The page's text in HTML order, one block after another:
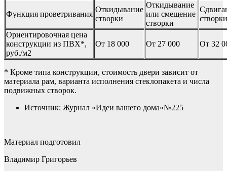
Функция проветривания
Откидывание
створки
Откидывание
или смещение
створки
Ориентировочная цена
конструкции из ПВХ*,
руб./м2
От 18 000 От 27 000 От 32
* Кроме типа конструкции, стоимость двери зависит от
материала рам, варианта исполнения стеклопакета и числа
подвижных створок.
Источник: Журнал «Идеи вашего дома»№225
Материал подготовил
Владимир Григорьев